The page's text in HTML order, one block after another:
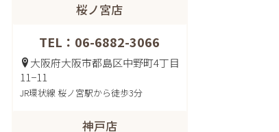
桜ノ宮店
TEL：06-6882-3066
大阪府大阪市都島区中野町4丁目
11−11
JR環状線 桜ノ宮駅から徒歩3分
神戸店